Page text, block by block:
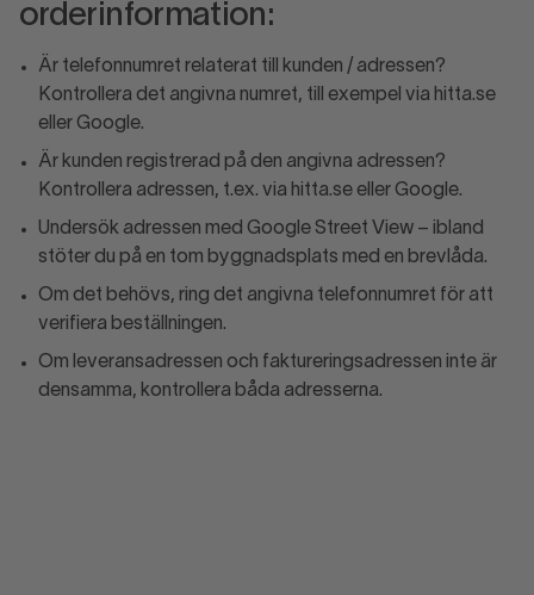
orderinformation:
Är telefonnumret relaterat till kunden / adressen?
Kontrollera det angivna numret, till exempel via hitta.se
eller Google.
Är kunden registrerad på den angivna adressen?
Kontrollera adressen, t.ex. via hitta.se eller Google.
Undersök adressen med Google Street View – ibland
stöter du på en tom byggnadsplats med en brevlåda.
Om det behövs, ring det angivna telefonnumret för att
verifiera beställningen.
Om leveransadressen och faktureringsadressen inte är
densamma, kontrollera båda adresserna.